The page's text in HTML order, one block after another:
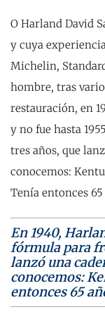
O Harland David
y cuya
Michelin,
hombre, tras
restauración, en
y no fue hasta
tres años, que
conocemos:
Tenía entonces 65
En 1940,
fórmula para
lanzó una
conocemos:
entonces 65